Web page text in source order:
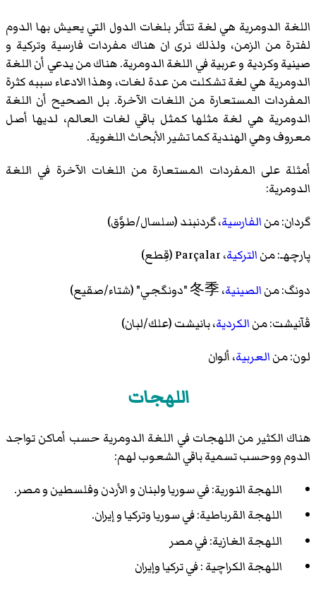
اللغة الدومرية هي لغة تتأثر بلغات الدول التي يعيش بها الدوم
لفترة من الزمن، ولذلك نرى ان هناك مفردات فارسية وتركية و
صينية وكردية و عربية في اللغة الدومرية. هناك من يدعي أن اللغة
الدومرية هي لغة تشكلت من عدة لغات، وهذا الادعاء سببه كثرة
المفردات المستعارة من اللغات الآخرة. بل الصحيح أن اللغة
الدومرية هي لغة مثلها كمثل باقي لغات العالم، لديها أصل
معروف وهي الهندية كما تشير الأبحاث اللغوية.
أمثلة على المفردات المستعارة من اللغات الآخرة في اللغة
الدومرية:
گردان: منالفارسية، گردنبند (سلسال/طوَّق)
پارچهـ: منالتركية، Parçalar (قِطع)
دونگ: منالصينية، 冬季 "دونگجي" (شتاء/صقيع)
ڤآنيشت: منالكردية، بانيشت (علك/لبان)
لون: منالعربية، ألوان
اللهجات
هناك الكثير من اللهجات في اللغة الدومرية حسب أماكن تواجد
الدوم ووحسب تسمية باقي الشعوب لهم:
اللهجة النورية: في سوريا ولبنان و الأردن وفلسطين و مصر.
اللهجة القرباطية: في سوريا وتركيا و إيران.
اللهجة الغازية: في مصر
اللهجة الكراچية : في تركيا وإيران